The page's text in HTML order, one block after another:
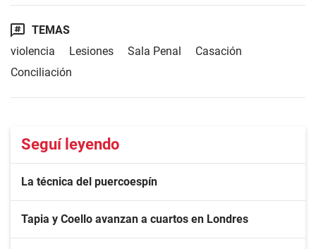
TEMAS
violencia
Lesiones Sala Penal
Casación
Conciliación
Seguí leyendo
La técnica del puercoespín
Tapia y Coello avanzan a cuartos en Londres